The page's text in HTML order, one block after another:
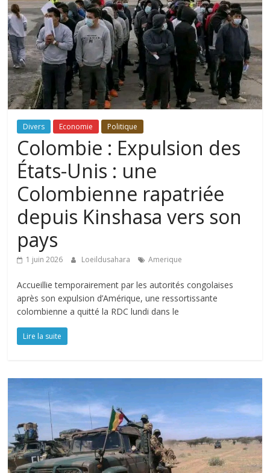
Divers Economie Politique
Colombie : Expulsion des
États-Unis : une
Colombienne rapatriée
depuis Kinshasa vers son
pays
1 juin 2026 Loeildusahara Amerique
Accueillie temporairement par les autorités congolaises
après son expulsion d’Amérique, une ressortissante
colombienne a quitté la RDC lundi dans le
Lire la suite